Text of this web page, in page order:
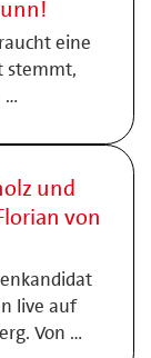
eine
stemmt,
…
und
von
live auf
Von …